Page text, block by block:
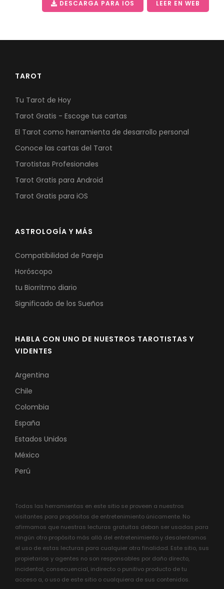
DESCARGA PARA IOS LEER EN WEB
TAROT
Tu Tarot de Hoy
Tarot Gratis - Escoge tus cartas
El Tarot como herramienta de desarrollo personal
Conoce las cartas del Tarot
Tarotistas Profesionales
Tarot Gratis para Android
Tarot Gratis para iOS
ASTROLOGÍA Y MÁS
Compatibilidad de Pareja
Horóscopo
tu Biorritmo diario
Significado de los Sueños
HABLA CON UNO DE NUESTROS TAROTISTAS Y
VIDENTES
Argentina
Chile
Colombia
España
Estados Unidos
México
Perú
Todas las herramientas en este sitio se proveen a nuestros
visitantes para propósitos de entretenimiento únicamente. No
afirmamos que nuestras lecturas gratuitas deban ser usadas para
ningún otro propósito más allá del entretenimiento y desalentamos
el uso de estas lecturas para cualquier otra finalidad. Este sitio, sus
propietarios y agentes no son responsables por daño directo,
incidental, consecuencial, indirecto o punitivo producto de tu
acceso a, o uso de este sitio o cualquiera de sus contenidos.